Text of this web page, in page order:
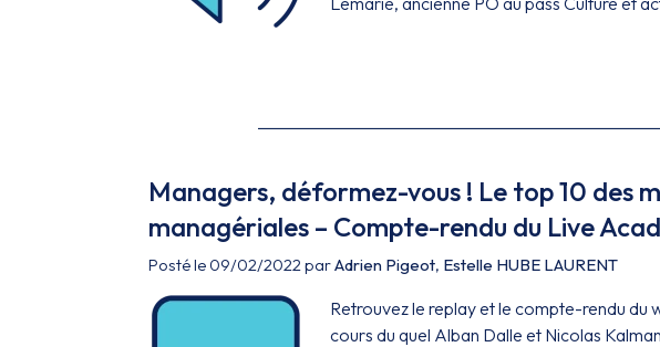
Managers, déformez-vous ! Le top 10 des
managériales – Compte-rendu du Live
Posté le 09/02/2022 parAdrien Pigeot, Estelle HUBE LAURENT
Retrouvez le replay et le compte-rendu du
cours du quel Alban Dalle et Nicolas